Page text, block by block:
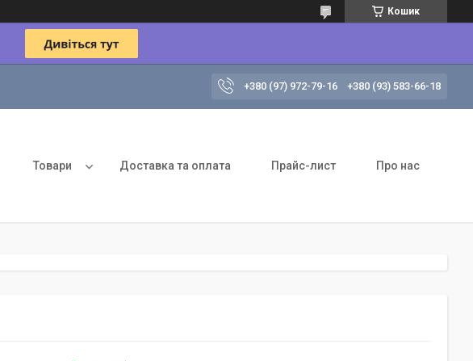
Кошик
+380 (97) 972-79-16 +380 (93) 583-66-18
Товари Доставка та оплата Прайс-лист Про нас